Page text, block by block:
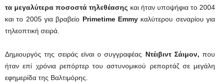
τα μεγαλύτερα ποσοστά τηλεθέασης και ήταν υποψήφια το 2004
και το 2005 για βραβείο Primetime Emmy καλύτερου σεναρίου για
τηλεοπτική σειρά.
Δημιουργός της σειράς είναι ο συγγραφέας Ντέιβιντ Σάιμον, που
ήταν επί χρόνια ρεπόρτερ του αστυνομικού ρεπορτάζ σε μεγάλη
εφημερίδα της Βαλτιμόρης.